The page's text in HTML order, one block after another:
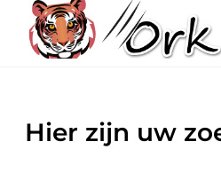
Hier zijn uw